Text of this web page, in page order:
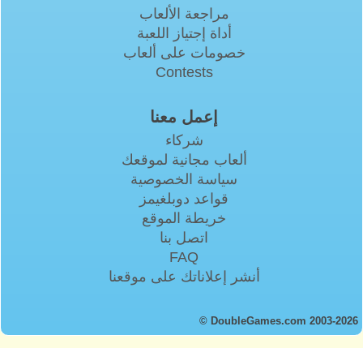
مراجعة الألعاب
أداة إجتياز اللعبة
خصومات على ألعاب
Contests
إعمل معنا
شركاء
ألعاب مجانية لموقعك
سياسة الخصوصية
قواعد دوبلغيمز
خريطة الموقع
اتصل بنا
FAQ
أنشر إعلاناتك على موقعنا
© DoubleGames.com 2003-2026